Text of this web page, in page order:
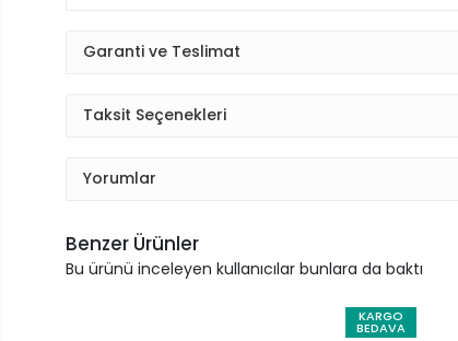
Garanti ve Teslimat
Taksit Seçenekleri
Yorumlar
Benzer Ürünler
Bu ürünü inceleyen kullanıcılar bunlara da baktı
KARGO
BEDAVA